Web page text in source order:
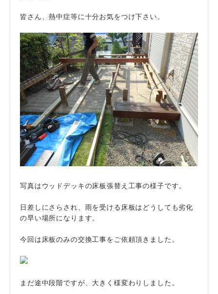
皆さん、熱中症等に十分お気をつけ下さい。
写真はウッドデッキの床板張替え工事の様子です。
日差しにさらされ、雨を受ける床板はどうしても劣化
の早い場所になります。
今回は床板のみの交換工事をご依頼頂きました。
まだ途中段階ですが、大きく様変わりしました。